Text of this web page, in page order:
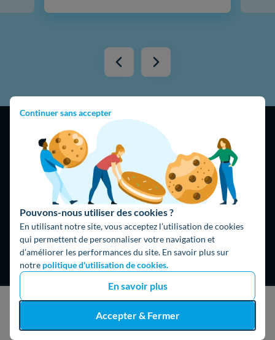
Continuer sans accepter
Pouvons-nous utiliser des cookies ?
En utilisant notre site, vous acceptez l’utilisation de cookies
qui permettent de personnaliser votre navigation et
d’améliorer les performances du site. En savoir plus sur
notre politique d'utilisation de cookies.
En savoir plus
Accepter & Fermer
J'obtiens un devis gratuit
4,9/5
16325 avisGoogle